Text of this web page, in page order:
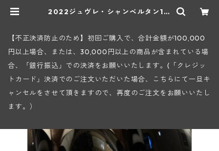
2022ジュヴレ・シャンベルタン1級
【不正決済防止のため】初回ご購入で、合計金額が100,000
円以上場合、または、30,000円以上の商品が含まれている場
合、「銀行振込」での決済をお願いいたします。(「クレジッ
トカード」決済でのご注文いただいた場合、こちらにて一旦キ
ャンセルをさせて頂きますので、再度のご注文をお願いいたし
ます。）